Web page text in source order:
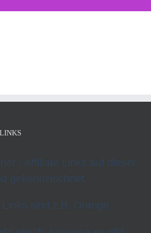
/ Affiliate Links auf dieser
gekennzeichnet.
sind z.B. Orange.